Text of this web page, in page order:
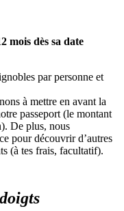
mois dès sa date
par personne et
à mettre en avant la
passeport (le montant
De plus, nous
pour découvrir d’autres
(à tes frais, facultatif).